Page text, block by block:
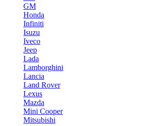
GM
Honda
Infiniti
Isuzu
Iveco
Jeep
Lada
Lamborghini
Lancia
Land Rover
Lexus
Mazda
Mini Cooper
Mitsubishi